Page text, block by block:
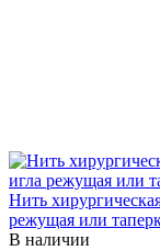
Нить
режущая или
В наличии